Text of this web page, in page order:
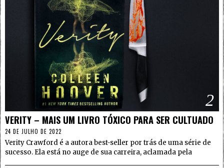
2
VERITY – MAIS UM LIVRO TÓXICO PARA SER CULTUADO
24 DE JULHO DE 2022
Verity Crawford é a autora best-seller por trás de uma série de
sucesso. Ela está no auge de sua carreira, aclamada pela